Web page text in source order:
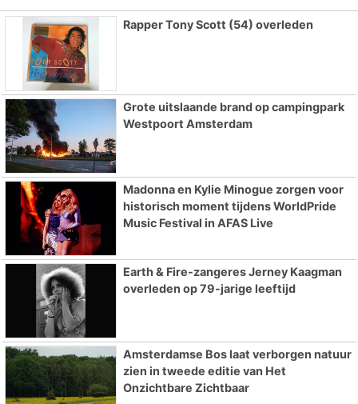
Rapper Tony Scott (54) overleden
Grote uitslaande brand op campingpark
Westpoort Amsterdam
Madonna en Kylie Minogue zorgen voor
historisch moment tijdens WorldPride
Music Festival in AFAS Live
Earth & Fire-zangeres Jerney Kaagman
overleden op 79-jarige leeftijd
Amsterdamse Bos laat verborgen natuur
zien in tweede editie van Het
Onzichtbare Zichtbaar